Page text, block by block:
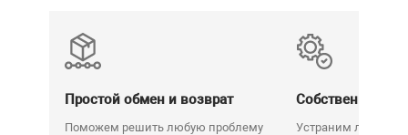
Простой обмен и возврат
Поможем решить любую проблему
Собственный
Устраним любую